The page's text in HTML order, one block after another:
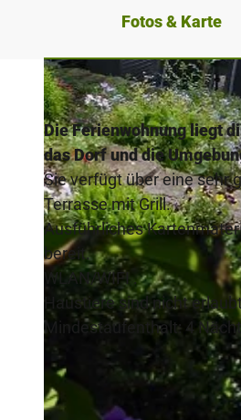
© Sabine Nübel | CC-BY-SA
Fotos & Karte
Die Ferienwohnung liegt
das Dorf und die
Sie verfügt über eine sehr
Terrasse mit Grill.
Ausführliches
bereit.
WLAN/WIFI .
Haustiere sind nicht
Mindestaufenthalt: 4